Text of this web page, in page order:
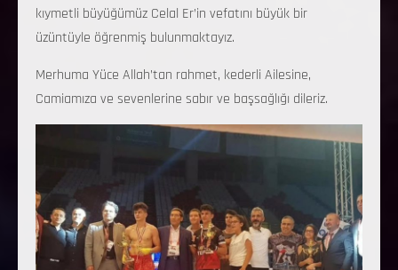
kıymetli büyüğümüz Celal Er’in vefatını büyük bir
üzüntüyle öğrenmiş bulunmaktayız.
Merhuma Yüce Allah’tan rahmet, kederli Ailesine,
Camiamıza ve sevenlerine sabır ve başsağlığı dileriz.